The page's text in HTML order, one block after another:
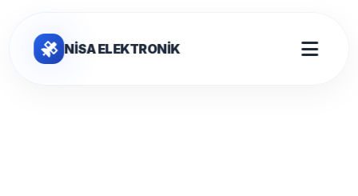
NİSA ELEKTRONİK